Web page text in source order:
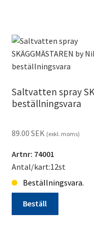
Nikolai
beställningsvara
mängd
Saltvatten spray
beställningsvara
89.00 SEK (exkl. moms)
Artnr: 74001
Antal/kart:12st
Beställningsvara.
Beställ